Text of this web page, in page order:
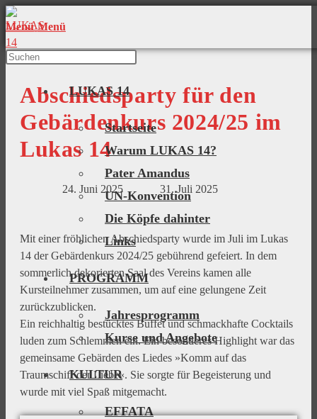
Menü Menü
LUKAS 14
Startseite
Warum LUKAS 14?
Pater Amandus
UN-Konvention
Die Köpfe dahinter
Links
PROGRAMM
Jahresprogramm
Kurse und Angebote
KULTUR
EFFATA
Abschiedsparty für den
Gebärdenkurs 2024/25 im
Lukas 14
24. Juni 2025 31. Juli 2025
Mit einer fröhlichen Abschiedsparty wurde im Juli im Lukas
14 der Gebärdenkurs 2024/25 gebührend gefeiert. In dem
sommerlich dekorierten Saal des Vereins kamen alle
Kursteilnehmer zusammen, um auf eine gelungene Zeit
zurückzublicken.
Ein reichhaltig bestücktes Buffet und schmackhafte Cocktails
luden zum Schlemmen ein. Ein besonderes Highlight war das
gemeinsame Gebärden des Liedes »Komm auf das
Traumschiff der Liebe«. Sie sorgte für Begeisterung und
wurde mit viel Spaß mitgemacht.